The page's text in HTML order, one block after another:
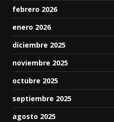
febrero 2026
enero 2026
diciembre 2025
noviembre 2025
octubre 2025
septiembre 2025
agosto 2025